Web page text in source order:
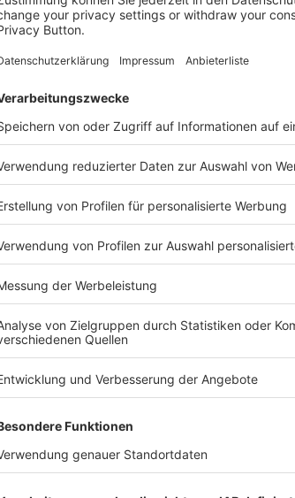
sich hier richtig ermüdend an.
immer eindeutig auf die Beleuchtung
Beleuchtung unter anderem
Beschwerdebilder.
vorschnell nur Leuchtmittel tauschen
Beschwerden auf? Zu welcher
sich, ob einfache Maßnahmen reichen
Faktoren wie Spektrum, Flimmern
wie Beleuchtungsstärke,
technische Grundlage. Aber sie erklären
und Lichtverteilung wirken eher auf der
wahrgenommen werden.
bei längerer Arbeit unter Kunstlicht
wiederum, ob ein Raum ruhig,
oder Blendung entstehen. In der